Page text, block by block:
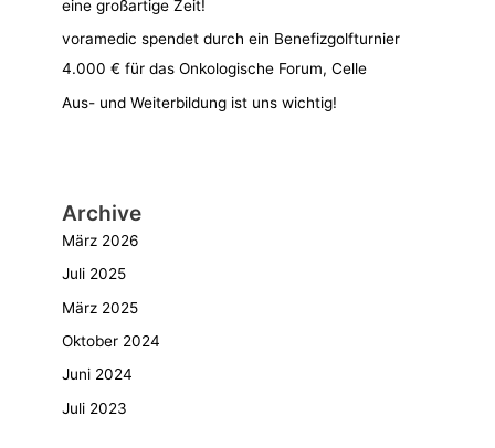
eine großartige Zeit!
voramedic spendet durch ein Benefizgolfturnier
4.000 € für das Onkologische Forum, Celle
Aus- und Weiterbildung ist uns wichtig!
Archive
März 2026
Juli 2025
März 2025
Oktober 2024
Juni 2024
Juli 2023